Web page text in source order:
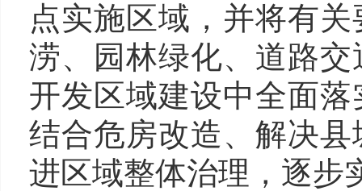
点实施区域，并将有
涝、园林绿化、道路
开发区域建设中全面
结合危房改造、解决
进区域整体治理，逐步